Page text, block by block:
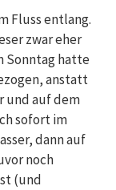
Fluss entlang.
zwar eher
Sonntag hatte
anstatt
und auf dem
sofort im
dann auf
noch
(und